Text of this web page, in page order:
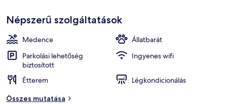
Népszerű szolgáltatások
Medence
Állatbarát
Parkolási lehetőség
biztosított
Ingyenes wifi
Étterem
Légkondicionálás
Összes mutatása